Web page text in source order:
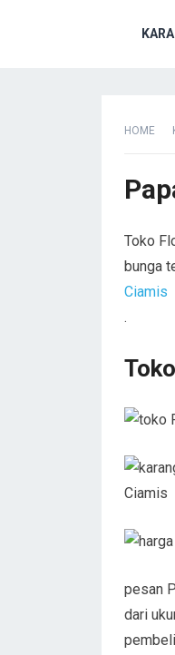
HOME
Toko
bunga
Ciamis
.
pesan
dari